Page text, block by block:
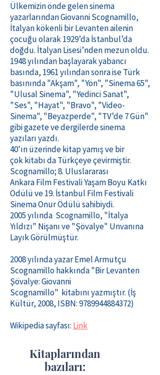
Ülkemizin önde gelen sinema
yazarlarından Giovanni Scognamillo,
İtalyan kökenli bir Levanten ailenin
çocuğu olarak 1929’da İstanbul’da
doğdu. İtalyan Lisesi’nden mezun oldu.
1948 yılından başlayarak yabancı
basında, 1961 yılından sonra ise Türk
basınında "Akşam", "Yön", "Sinema 65",
"Ulusal Sinema", "Yedinci Sanat",
"Ses", "Hayat", "Bravo", "Video-
Sinema", "Beyazperde", "TV’de 7 Gün"
gibi gazete ve dergilerde sinema
yazıları yazdı.
40'ın üzerinde kitap yamış ve bir
çok kitabı da Türkçeye çevirmiştir.
Scognamillo; 8. Uluslararası
Ankara Film Festivali Yaşam Boyu Katkı
Ödülü ve 19. İstanbul Film Festivali
Sinema Onur Ödülü sahibiydi.
2005 yılında Scognamillo, "İtalya
Yıldızı" Nişanı ve "Şövalye" Unvanına
Layık Görülmüştür.
2008 yılında yazar Emel Armutçu
Scognamillo hakkında "Bir Levanten
Şövalye: Giovanni
Scognamillo" kitabını yazmıştır. (İş
Kültür, 2008, ISBN:9789944884372)
Wikipedia sayfası: Link
Kitaplarından
bazıları: